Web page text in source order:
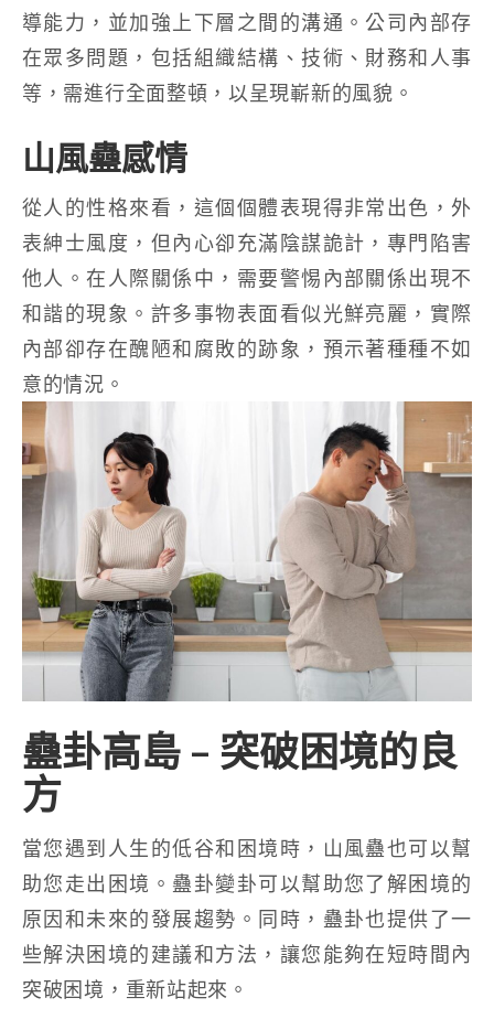
導能力，並加強上下層之間的溝通。公司內部存
在眾多問題，包括組織結構、技術、財務和人事
等，需進行全面整頓，以呈現嶄新的風貌。
山風蠱感情
從人的性格來看，這個個體表現得非常出色，外
表紳士風度，但內心卻充滿陰謀詭計，專門陷害
他人。在人際關係中，需要警惕內部關係出現不
和諧的現象。許多事物表面看似光鮮亮麗，實際
內部卻存在醜陋和腐敗的跡象，預示著種種不如
意的情況。
蠱卦高島 – 突破困境的良
方
當您遇到人生的低谷和困境時，山風蠱也可以幫
助您走出困境。蠱卦變卦可以幫助您了解困境的
原因和未來的發展趨勢。同時，蠱卦也提供了一
些解決困境的建議和方法，讓您能夠在短時間內
突破困境，重新站起來。